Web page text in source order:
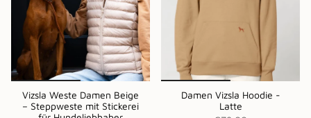
Vizsla Weste Damen Beige
– Steppweste mit Stickerei
Damen Vizsla Hoodie -
Latte